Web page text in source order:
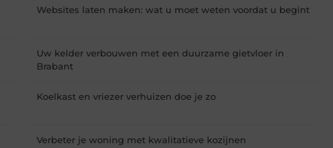
Websites laten maken: wat u moet weten voordat u begint
Uw kelder verbouwen met een duurzame gietvloer in
Brabant
Koelkast en vriezer verhuizen doe je zo
Verbeter je woning met kwalitatieve kozijnen